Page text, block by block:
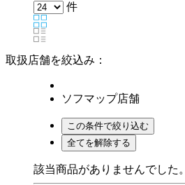
件
取扱店舗を絞込み：
ソフマップ店舗
該当商品がありませんでした。